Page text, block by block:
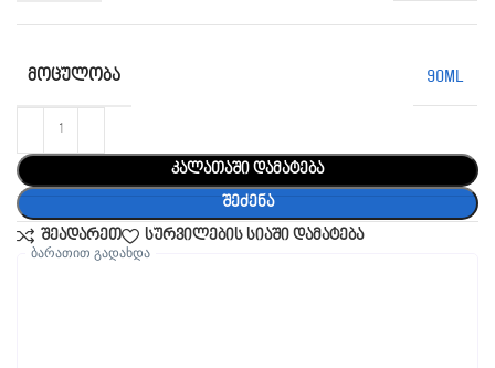
ᲛᲝᲪᲣᲚᲝᲑᲐ 90ML
კალათაში დამატება
შეძენა
შეადარეთ სურვილების სიაში დამატება
ბარათით გადახდა